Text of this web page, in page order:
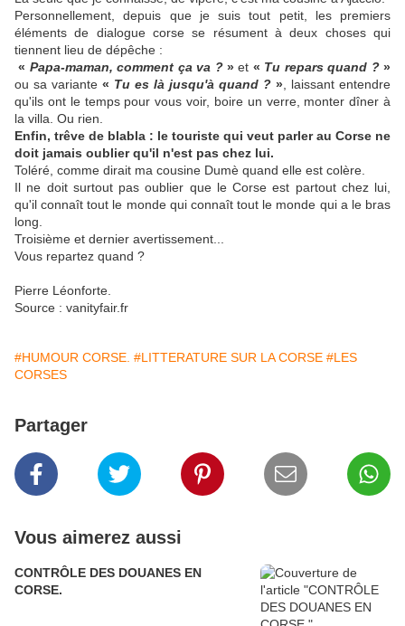
Personnellement, depuis que je suis tout petit, les premiers
éléments de dialogue corse se résument à deux choses qui
tiennent lieu de dépêche :
« Papa-maman, comment ça va ?» et « Tu repars quand ?»
ou sa variante « Tu es là jusqu'à quand ? » , laissant entendre
qu'ils ont le temps pour vous voir, boire un verre, monter dîner à
la villa. Ou rien.
Enfin, trêve de blabla : le touriste qui veut parler au Corse ne
doit jamais oublier qu'il n'est pas chez lui.
Toléré, comme dirait ma cousine Dumè quand elle est colère.
Il ne doit surtout pas oublier que le Corse est partout chez lui,
qu'il connaît tout le monde qui connaît tout le monde qui a le bras
long.
Troisième et dernier avertissement...
Vous repartez quand ?
Pierre Léonforte.
Source : vanityfair.fr
#HUMOUR CORSE. #LITTERATURE SUR LA CORSE #LES
CORSES
Partager
Vous aimerez aussi
CONTRÔLE DES DOUANES EN
CORSE.